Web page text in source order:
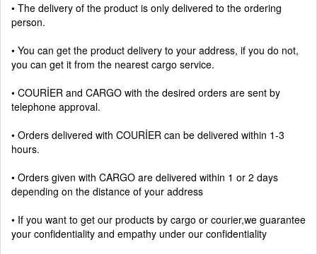
• The delivery of the product is only delivered to the ordering
person.
• You can get the product delivery to your address, if you do not,
you can get it from the nearest cargo service.
• COURİER and CARGO with the desired orders are sent by
telephone approval.
• Orders delivered with COURİER can be delivered within 1-3
hours.
• Orders given with CARGO are delivered within 1 or 2 days
depending on the distance of your address
• If you want to get our products by cargo or courier,we guarantee
your confidentiality and empathy under our confidentiality